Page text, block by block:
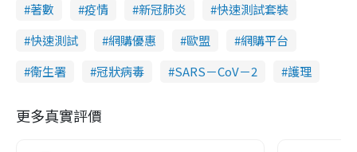
著數 疫情 新冠肺炎
快速測試套裝
快速測試
網購優惠 歐盟
網購平台
衞生署
冠狀病毒 SARS－CoV－2 護理
更多真實評價